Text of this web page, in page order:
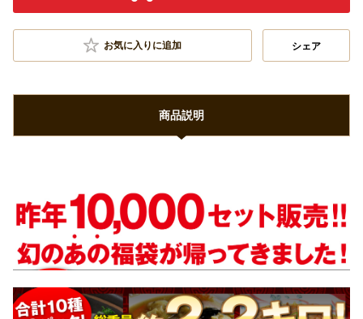
お気に入りに追加 シェア
商品説明